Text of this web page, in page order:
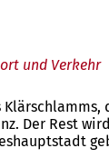
und Verkehr
Der Rest